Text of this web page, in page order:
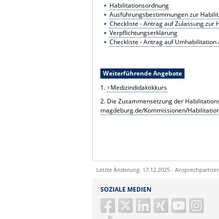
Habilitationsordnung
Ausführungsbestimmungen zur
Checkliste - Antrag auf Zulassung zur
Verpflichtungserklärung
Checkliste - Antrag auf
Weiterführende Angebote
1.
Medizindidaktikkurs
2. Die Zusammensetzung der
magdeburg.de/Kommissionen/
Letzte Änderung: 17.12.2025 - Ansprechpartner:
SOZIALE MEDIEN